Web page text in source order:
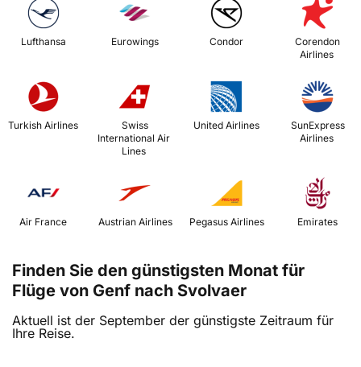
Lufthansa Eurowings Condor
Corendon
Airlines
Turkish Airlines
International Air
Lines
United Airlines
Airlines
Air France Austrian Airlines Emirates
Finden Sie den günstigsten Monat für
Flüge von Genf nach Svolvaer
Aktuell ist der September der günstigste Zeitraum für
Ihre Reise.